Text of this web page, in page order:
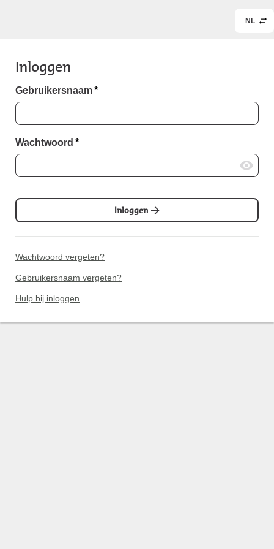
NL
Inloggen
Gebruikersnaam*
Wachtwoord *
Inloggen
Wachtwoord vergeten?
Gebruikersnaam vergeten?
Hulp bij inloggen